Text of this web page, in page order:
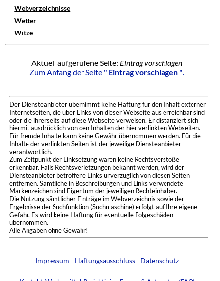
Webverzeichnisse
Wetter
Witze
Aktuell aufgerufene Seite: Eintrag vorschlagen
Zum Anfang der Seite " Eintrag vorschlagen ".
Der Diensteanbieter übernimmt keine Haftung für den Inhalt externer
Internetseiten, die über Links von dieser Webseite aus erreichbar sind
oder die ihrerseits auf diese Webseite verweisen. Er distanziert sich
hiermit ausdrücklich von den Inhalten der hier verlinkten Webseiten.
Für fremde Inhalte kann keine Gewähr übernommen werden. Für die
Inhalte der verlinkten Seiten ist der jeweilige Diensteanbieter
verantwortlich.
Zum Zeitpunkt der Linksetzung waren keine Rechtsverstöße
erkennbar. Falls Rechtsverletzungen bekannt werden, wird der
Diensteanbieter betroffene Links unverzüglich von diesen Seiten
entfernen. Sämtliche in Beschreibungen und Links verwendete
Markenzeichen sind Eigentum der jeweiligen Rechteinhaber.
Die Nutzung sämtlicher Einträge im Webverzeichnis sowie der
Ergebnisse der Suchfunktion (Suchmaschine) erfolgt auf Ihre eigene
Gefahr. Es wird keine Haftung für eventuelle Folgeschäden
übernommen.
Alle Angaben ohne Gewähr!
Impressum - Haftungsausschluss - Datenschutz